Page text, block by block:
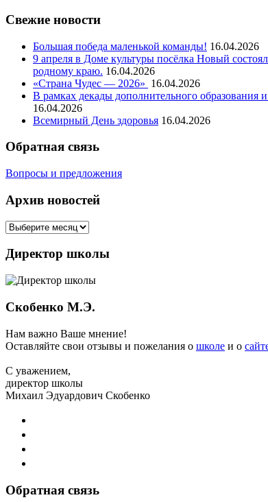
Свежие новости
Большая победа маленькой команды! 16.04.2026
9 апреля в Доме культуры посёлка Новый
родному краю. 16.04.2026
«Страна Чудес — 2026» 16.04.2026
В рамках декады дополнительного
16.04.2026
Всемирный День здоровья 16.04.2026
Обратная связь
Вопросы и предложения
Архив новостей
Директор школы
Скобенко М.Э.
Нам важно Ваше мнение!
Оставляйте свои отзывы и пожелания о школе и о
С уважением,
директор школы
Михаил Эдуардович Скобенко
Обратная связь